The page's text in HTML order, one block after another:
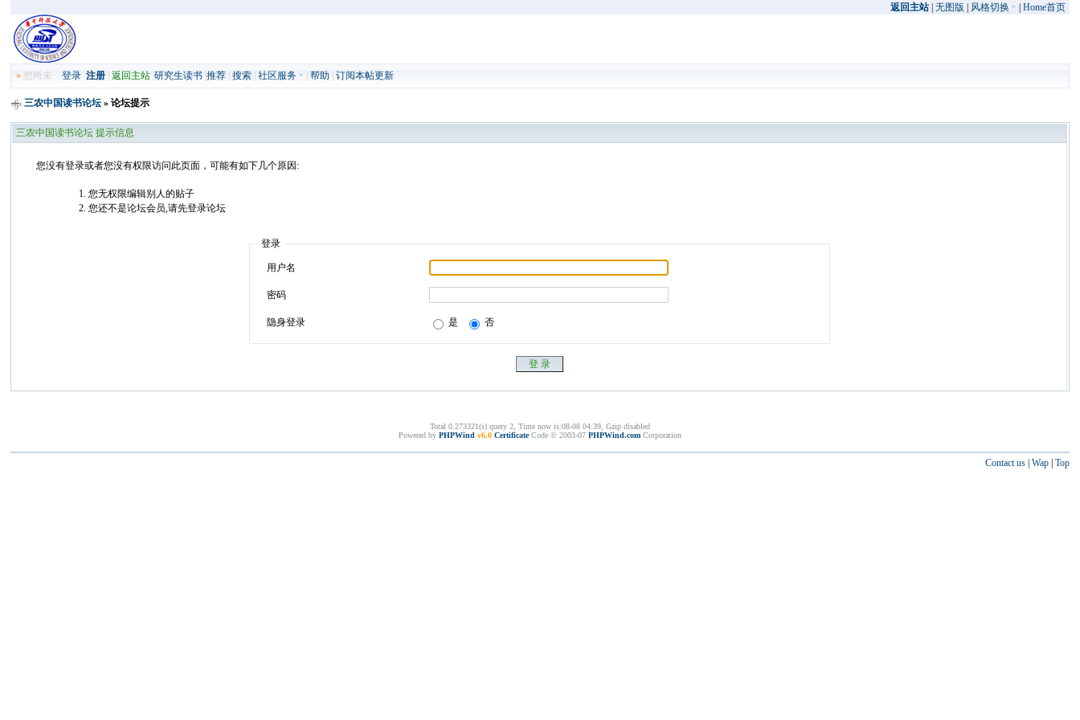
返回主站| 无图版 风格切换 Home首页
» 您尚未登录 注册 |返回主站 |研究生读书 |推荐 |搜索 |社区服务 |帮助 |订阅本帖更新
三农中国读书论坛 » 论坛提示
三农中国读书论坛 提示信息
您没有登录或者您没有权限访问此页面，可能有如下几个原因:
您无权限编辑别人的贴子
您还不是论坛会员,请先登录论坛
登录
用户名
密码
隐身登录 是 否
Total 0.273321(s) query 2, Time now is:08-08 04:39, Gzip disabled
Powered by PHPWind v6.0 CertificateCode © 2003-07 PHPWind.com Corporation
Contact us| Wap| Top